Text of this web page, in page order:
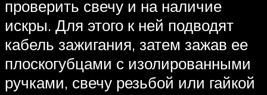
проверить свечу и на наличие
искры. Для этого к ней подводят
кабель зажигания, затем зажав ее
плоскогубцами с изолированными
ручками, свечу резьбой или гайкой